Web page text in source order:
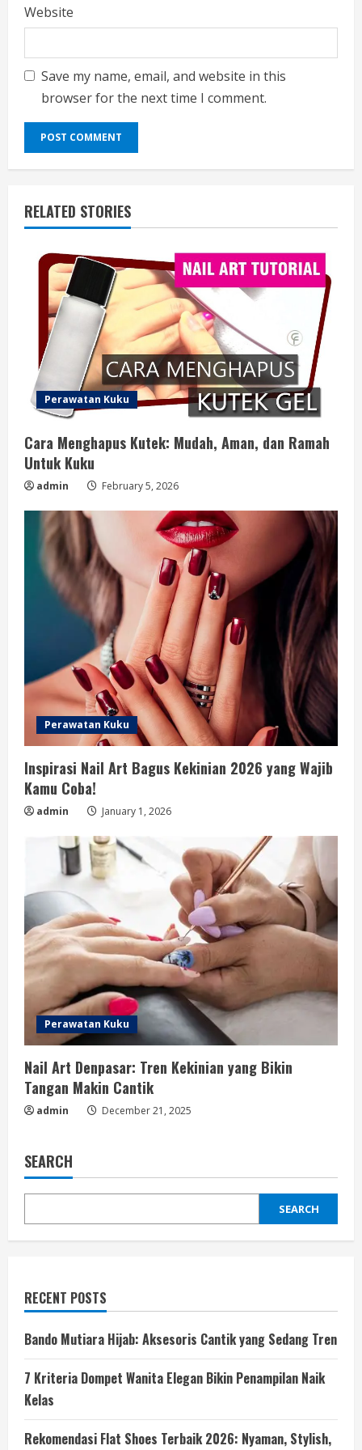
Website
Save my name, email, and website in this
browser for the next time I comment.
RELATED STORIES
Perawatan Kuku
Cara Menghapus Kutek: Mudah, Aman, dan Ramah
Untuk Kuku
admin February 5, 2026
Perawatan Kuku
Inspirasi Nail Art Bagus Kekinian 2026 yang Wajib
Kamu Coba!
admin January 1, 2026
Perawatan Kuku
Nail Art Denpasar: Tren Kekinian yang Bikin
Tangan Makin Cantik
admin December 21, 2025
SEARCH
SEARCH
RECENT POSTS
Bando Mutiara Hijab: Aksesoris Cantik yang Sedang Tren
7 Kriteria Dompet Wanita Elegan Bikin Penampilan Naik
Kelas
Rekomendasi Flat Shoes Terbaik 2026: Nyaman, Stylish,